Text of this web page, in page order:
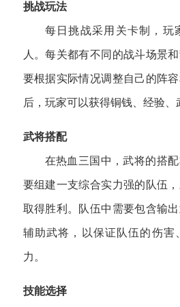
挑战玩法
每日挑战采用关卡制，玩
人。每关都有不同的战斗场景
要根据实际情况调整自己的阵
后，玩家可以获得铜钱、经验、
武将搭配
在热血三国中，武将的搭
要组建一支综合实力强的队伍
取得胜利。队伍中需要包含输
辅助武将，以保证队伍的伤害
力。
技能选择